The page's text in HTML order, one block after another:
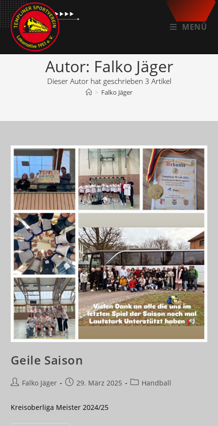
Zum
Inhalt
springen
MENÜ
Autor: Falko Jäger
Dieser Autor hat geschrieben 3 Artikel
> Falko Jäger
Geile Saison
Beitrags-
Falko Jäger
Beitrag29. März 2025
Beitrags-
Handball
Kreisoberliga Meister 2024/25